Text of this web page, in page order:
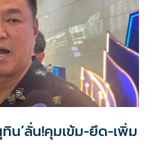
น’ลั่น!คุมเข้ม-ยึด-เพิ่ม